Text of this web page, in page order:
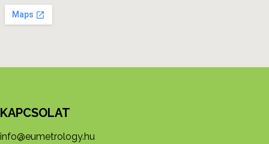
KAPCSOLAT
info@eumetrology.hu